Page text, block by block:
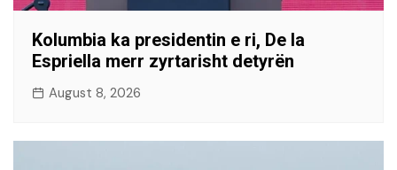
Kolumbia ka presidentin e ri, De la
Espriella merr zyrtarisht detyrën
August 8, 2026